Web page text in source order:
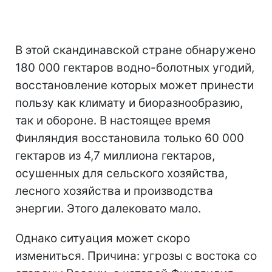
В этой скандинавской стране обнаружено
180 000 гектаров водно-болотных угодий,
восстановление которых может принести
пользу как климату и биоразнообразию,
так и обороне. В настоящее время
Финляндия восстановила только 60 000
гектаров из 4,7 миллиона гектаров,
осушенных для сельского хозяйства,
лесного хозяйства и производства
энергии. Этого далековато мало.
Однако ситуация может скоро
измениться. Причина: угрозы с востока со